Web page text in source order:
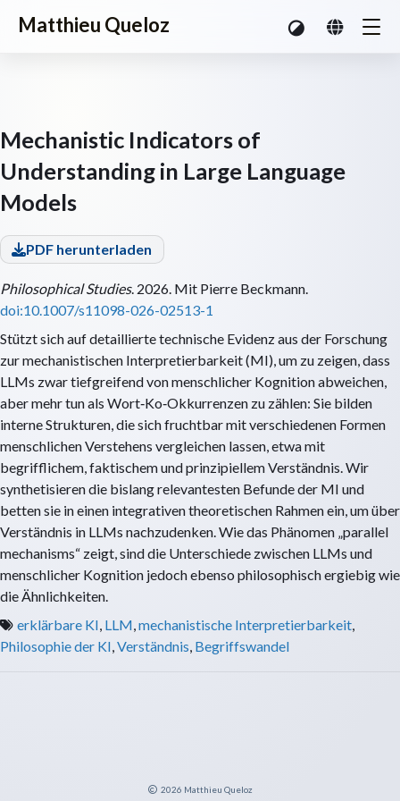
Matthieu Queloz
Mechanistic Indicators of
Understanding in Large Language
Models
PDF herunterladen
Philosophical Studies. 2026. Mit Pierre Beckmann.
doi:10.1007/s11098-026-02513-1
Stützt sich auf detaillierte technische Evidenz aus der Forschung
zur mechanistischen Interpretierbarkeit (MI), um zu zeigen, dass
LLMs zwar tiefgreifend von menschlicher Kognition abweichen,
aber mehr tun als Wort‑Ko‑Okkurrenzen zu zählen: Sie bilden
interne Strukturen, die sich fruchtbar mit verschiedenen Formen
menschlichen Verstehens vergleichen lassen, etwa mit
begrifflichem, faktischem und prinzipiellem Verständnis. Wir
synthetisieren die bislang relevantesten Befunde der MI und
betten sie in einen integrativen theoretischen Rahmen ein, um über
Verständnis in LLMs nachzudenken. Wie das Phänomen „parallel
mechanisms“ zeigt, sind die Unterschiede zwischen LLMs und
menschlicher Kognition jedoch ebenso philosophisch ergiebig wie
die Ähnlichkeiten.
erklärbare KI, LLM,mechanistische Interpretierbarkeit,
Philosophie der KI,Verständnis, Begriffswandel
2026 Matthieu Queloz